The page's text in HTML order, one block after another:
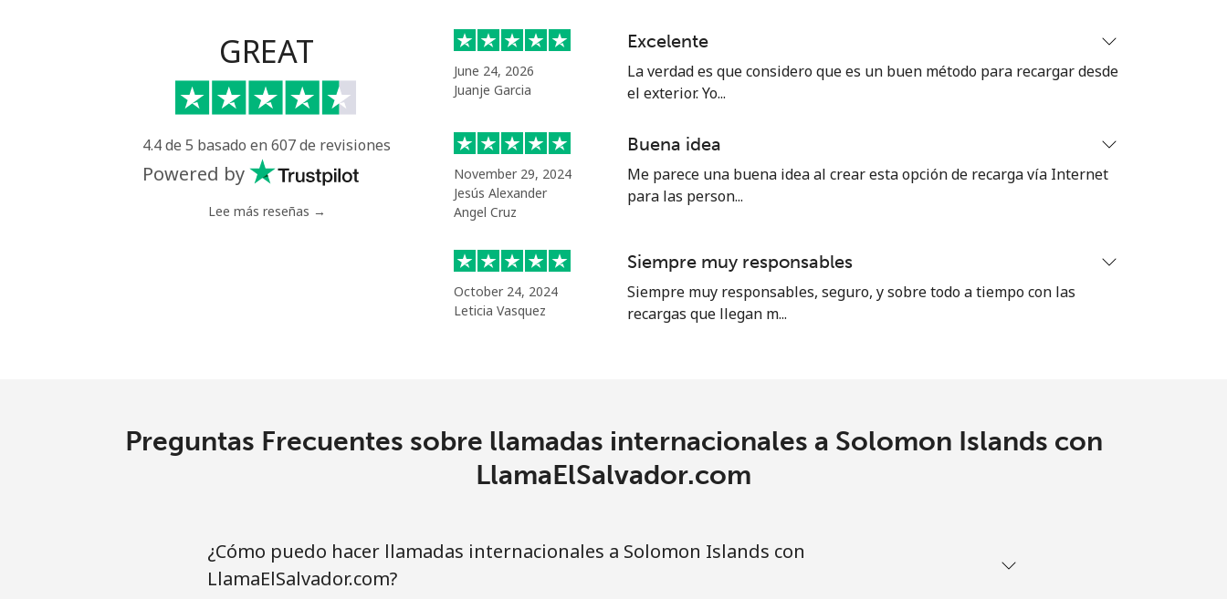
Senegal
Línea fija
Serbia
45 min por ⁦€10⁩
18 min por ⁦€10⁩
Celular ⁦78.9¢⁩ 12 min por ⁦€10⁩ -
Celular ⁦55.9¢⁩ 17 min por ⁦€10⁩
GREAT
4.4 de 5 basado en 607 de revisiones
Powered by
Lee más reseñas →
June 24, 2026
Juanje Garcia
Excelente
La verdad es que considero que es un buen método para recargar desde
el exterior. Yo...
November 29, 2024
Jesús Alexander
Angel Cruz
Buena idea
Me parece una buena idea al crear esta opción de recarga vía Internet
para las person...
October 24, 2024
Leticia Vasquez
Siempre muy responsables
Siempre muy responsables, seguro, y sobre todo a tiempo con las
recargas que llegan m...
Preguntas Frecuentes sobre llamadas internacionales a Solomon Islands con
LlamaElSalvador.com
¿Cómo puedo hacer llamadas internacionales a Solomon Islands con
LlamaElSalvador.com?